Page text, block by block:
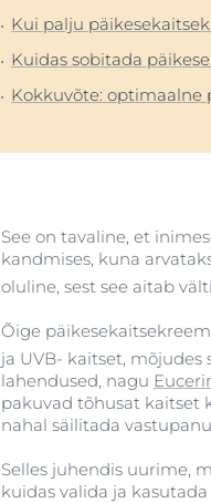
Kui palju
Kuidas sobitada
Kokkuvõte: optimaalne
See on tavaline, et
kandmises, kuna
oluline, sest see aitab
Õige
ja UVB- kaitset,
lahendused, nagu
pakuvad tõhusat kaitset
nahal säilitada
Selles juhendis uurime,
kuidas valida ja